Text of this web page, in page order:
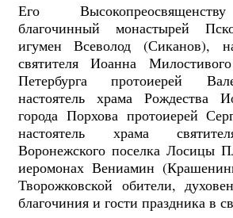
Его
благочинный монастырей
игумен Всеволод (Сиканов),
святителя Иоанна
Петербурга протоиерей
настоятель храма Рождества
города Порхова протоиерей
настоятель храма
Воронежского поселка Лосицы
иеромонах Вениамин
Творожковской обители,
благочиния и гости праздника в